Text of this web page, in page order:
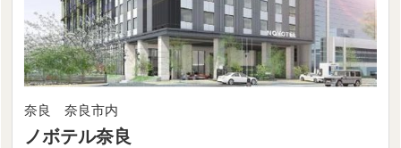
奈良 奈良市内
ノボテル奈良